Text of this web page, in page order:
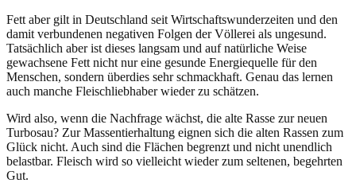
Fett aber gilt in Deutschland seit Wirtschaftswunderzeiten und den
damit verbundenen negativen Folgen der Völlerei als ungesund.
Tatsächlich aber ist dieses langsam und auf natürliche Weise
gewachsene Fett nicht nur eine gesunde Energiequelle für den
Menschen, sondern überdies sehr schmackhaft. Genau das lernen
auch manche Fleischliebhaber wieder zu schätzen.
Wird also, wenn die Nachfrage wächst, die alte Rasse zur neuen
Turbosau? Zur Massentierhaltung eignen sich die alten Rassen zum
Glück nicht. Auch sind die Flächen begrenzt und nicht unendlich
belastbar. Fleisch wird so vielleicht wieder zum seltenen, begehrten
Gut.